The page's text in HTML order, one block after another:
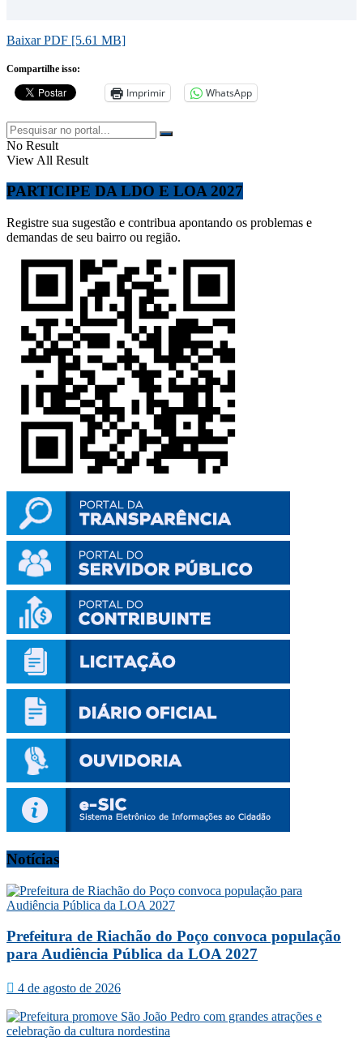
Baixar PDF [5.61 MB]
Compartilhe isso:
Imprimir WhatsApp
No Result
View All Result
PARTICIPE DA LDO E LOA 2027
Registre sua sugestão e contribua apontando os problemas e
demandas de seu bairro ou região.
Notícias
Prefeitura de Riachão do Poço convoca população
para Audiência Pública da LOA 2027
4 de agosto de 2026